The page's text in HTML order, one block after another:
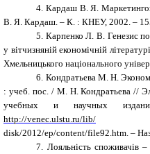
4. Кардаш В. Я.
В. Я. Кардаш. – К. : КНЕУ, 2002. –
5. Карпенко Л. В. Генезис
у вітчизняній економічній
Хмельницького національного
6. Кондратьева М. Н.
: учеб. пос. / М. Н. Кондратьева //
учебных и научных
http://venec.ulstu.ru/lib/
disk/2012/ep/content/file92.htm. –
7.
Лояльність споживачів –